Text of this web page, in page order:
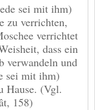
sei mit ihm)
zu verrichten,
verrichtet
dass ein
verwandeln und
sei mit ihm)
Hause. (Vgl.
158)